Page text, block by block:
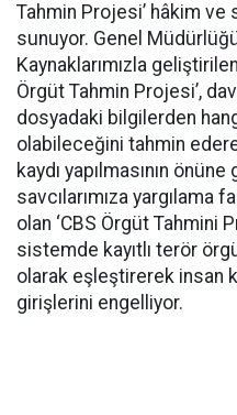
Tahmin Projesi’ hâkim ve
sunuyor. Genel
Kaynaklarımızla
Örgüt Tahmin Projesi’,
dosyadaki bilgilerden
olabileceğini tahmin
kaydı yapılmasının
savcılarımıza yargılama
olan ‘CBS Örgüt Tahmini
sistemde kayıtlı terör
olarak eşleştirerek insan
girişlerini engelliyor.